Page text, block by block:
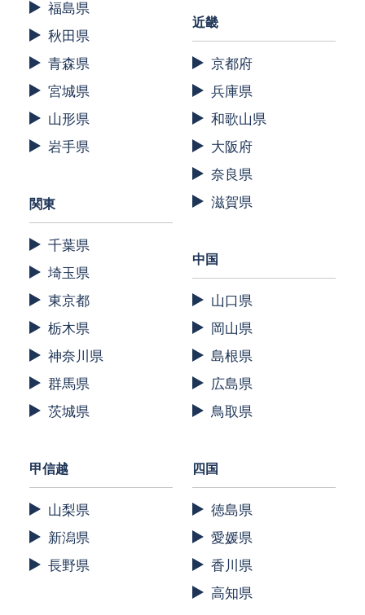
福島県
秋田県
青森県
宮城県
山形県
岩手県
関東
千葉県
埼玉県
東京都
栃木県
神奈川県
群馬県
茨城県
甲信越
山梨県
新潟県
長野県
近畿
京都府
兵庫県
和歌山県
大阪府
奈良県
滋賀県
中国
山口県
岡山県
島根県
広島県
鳥取県
四国
徳島県
愛媛県
香川県
高知県